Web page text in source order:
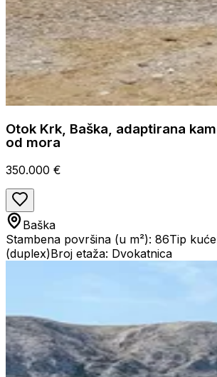
Otok Krk, Baška, adaptirana
od mora
350.000 €
Baška
Stambena površina (u m²): 86Tip
(duplex)Broj etaža: Dvokatnica